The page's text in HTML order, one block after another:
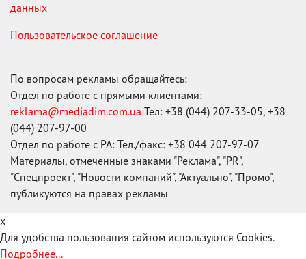
данных
Пользовательское соглашение
По вопросам рекламы обращайтесь:
Отдел по работе с прямыми клиентами:
reklama@mediadim.com.ua Тел: +38 (044) 207-33-05, +38
(044) 207-97-00
Отдел по работе с РА: Тел./факс: +38 044 207-97-07
Материалы, отмеченные знаками "Реклама", "PR",
"Спецпроект", "Новости компаний", "Актуально", "Промо",
публикуются на правах рекламы
x
Для удобства пользования сайтом используются Cookies.
Подробнее...